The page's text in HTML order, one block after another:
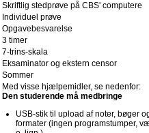
Skriftlig stedprøve på CBS' computere
Individuel prøve
Opgavebesvarelse
3 timer
7-trins-skala
Eksaminator og ekstern censor
Sommer
Med visse hjælpemidler, se nedenfor:
Den studerende må medbringe
USB-stik til upload af noter, bøger
formater (ingen programstumper,